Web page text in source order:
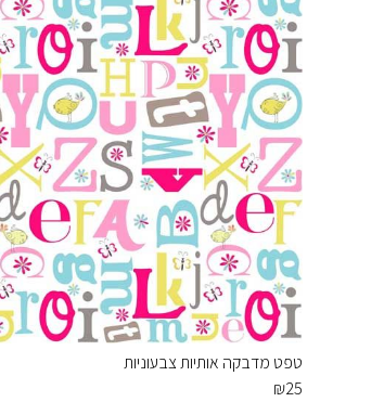
טפט מדבקה אותיות צבעוניות
₪25